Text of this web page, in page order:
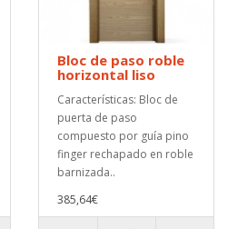
Bloc de paso roble
horizontal liso
Características: Bloc de
puerta de paso
compuesto por guía pino
finger rechapado en roble
barnizada..
385,64€